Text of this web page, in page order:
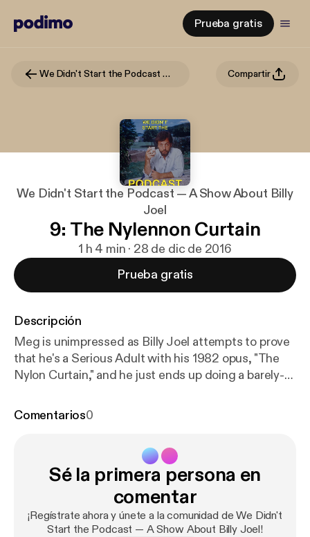
Prueba gratis
We Didn't Start the Podcast — A Show About Billy Joel Compartir
We Didn't Start the Podcast — A Show About Billy
Joel
9: The Nylennon Curtain
1 h 4 min · 28 de dic de 2016
Prueba gratis
Descripción
Meg is unimpressed as Billy Joel attempts to prove
that he's a Serious Adult with his 1982 opus, "The
Nylon Curtain," and he just ends up doing a barely-
"Allentown," "Pressure" and "Goodnight Saigon."
Comentarios0
Sé la primera persona en
comentar
¡Regístrate ahora y únete a la comunidad de We Didn't
Start the Podcast — A Show About Billy Joel!